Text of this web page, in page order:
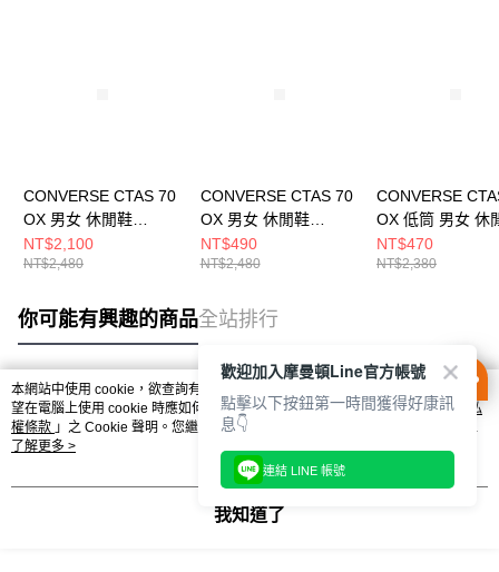
CONVERSE CTAS 70
OX 男女 休閒鞋
162062C
NT$2,100
NT$2,480
CONVERSE CTAS 70
OX 男女 休閒鞋
162063C
NT$490
NT$2,480
CONVERSE
OX 低筒 男女 休
168568C
NT$470
NT$2,380
你可能有興趣的商品全站排行
熱門標籤
本網站中使用 cookie，欲查詢有關本網站使用 cookie 方式之詳情，及若您不希
望在電腦上使用 cookie 時應如何變更電腦的 cookie 設定，請參閱本網站「
隱私
權條款 」之 Cookie 聲明。您繼續使用本網站即表示您同意本公司得按本網站使
用條款之 Cookie 聲明使用 cookie。
了解更多 >
我知道了
歡迎加入摩曼頓Line官方帳號
點擊以下按鈕第一時間獲得好康訊
息👇
連結 LINE 帳號